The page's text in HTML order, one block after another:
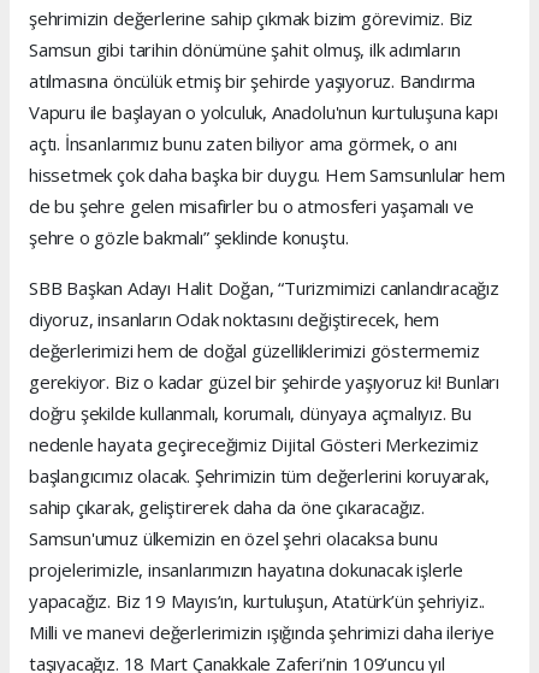
şehrimizin değerlerine sahip çıkmak bizim görevimiz. Biz
Samsun gibi tarihin dönümüne şahit olmuş, ilk adımların
atılmasına öncülük etmiş bir şehirde yaşıyoruz. Bandırma
Vapuru ile başlayan o yolculuk, Anadolu'nun kurtuluşuna kapı
açtı. İnsanlarımız bunu zaten biliyor ama görmek, o anı
hissetmek çok daha başka bir duygu. Hem Samsunlular hem
de bu şehre gelen misafirler bu o atmosferi yaşamalı ve
şehre o gözle bakmalı” şeklinde konuştu.
SBB Başkan Adayı Halit Doğan, “Turizmimizi canlandıracağız
diyoruz, insanların Odak noktasını değiştirecek, hem
değerlerimizi hem de doğal güzelliklerimizi göstermemiz
gerekiyor. Biz o kadar güzel bir şehirde yaşıyoruz ki! Bunları
doğru şekilde kullanmalı, korumalı, dünyaya açmalıyız. Bu
nedenle hayata geçireceğimiz Dijital Gösteri Merkezimiz
başlangıcımız olacak. Şehrimizin tüm değerlerini koruyarak,
sahip çıkarak, geliştirerek daha da öne çıkaracağız.
Samsun'umuz ülkemizin en özel şehri olacaksa bunu
projelerimizle, insanlarımızın hayatına dokunacak işlerle
yapacağız. Biz 19 Mayıs’ın, kurtuluşun, Atatürk’ün şehriyiz..
Milli ve manevi değerlerimizin ışığında şehrimizi daha ileriye
taşıyacağız. 18 Mart Çanakkale Zaferi’nin 109’uncu yıl